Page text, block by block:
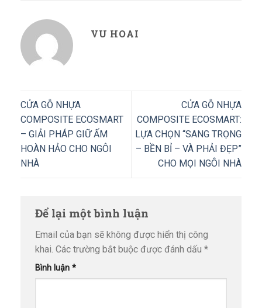
VU HOAI
CỬA GỖ NHỰA
COMPOSITE ECOSMART
– GIẢI PHÁP GIỮ ẤM
HOÀN HẢO CHO NGÔI
NHÀ
CỬA GỖ NHỰA
COMPOSITE ECOSMART:
LỰA CHỌN “SANG TRỌNG
– BỀN BỈ – VÀ PHẢI ĐẸP”
CHO MỌI NGÔI NHÀ
Để lại một bình luận
Email của bạn sẽ không được hiển thị công
khai. Các trường bắt buộc được đánh dấu *
Bình luận *